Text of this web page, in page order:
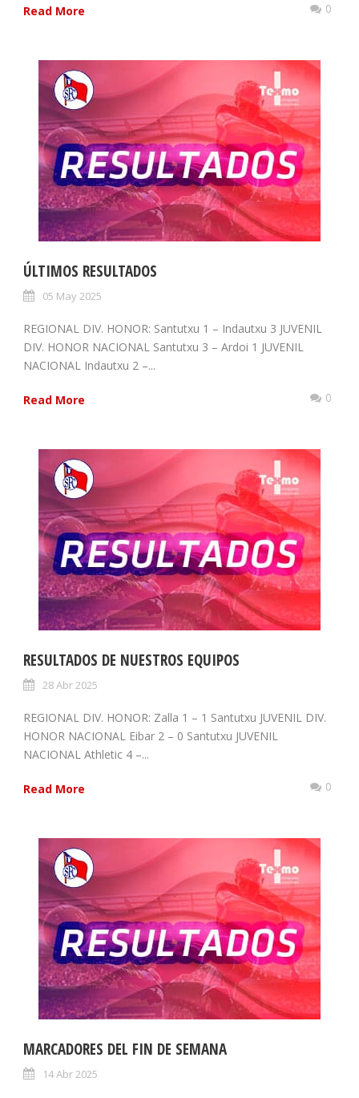
Read More 0
ÚLTIMOS RESULTADOS
05 May 2025
REGIONAL DIV. HONOR: Santutxu 1 – Indautxu 3 JUVENIL
DIV. HONOR NACIONAL Santutxu 3 – Ardoi 1 JUVENIL
NACIONAL Indautxu 2 –...
Read More 0
RESULTADOS DE NUESTROS EQUIPOS
28 Abr 2025
REGIONAL DIV. HONOR: Zalla 1 – 1 Santutxu JUVENIL DIV.
HONOR NACIONAL Eibar 2 – 0 Santutxu JUVENIL
NACIONAL Athletic 4 –...
Read More 0
MARCADORES DEL FIN DE SEMANA
14 Abr 2025